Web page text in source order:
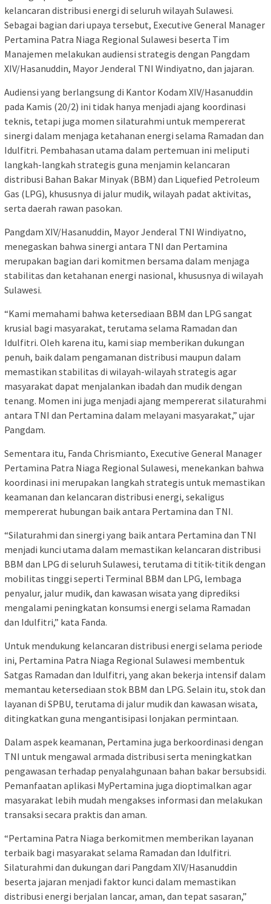
kelancaran distribusi energi di seluruh wilayah Sulawesi.
Sebagai bagian dari upaya tersebut, Executive General Manager
Pertamina Patra Niaga Regional Sulawesi beserta Tim
Manajemen melakukan audiensi strategis dengan Pangdam
XIV/Hasanuddin, Mayor Jenderal TNI Windiyatno, dan jajaran.
Audiensi yang berlangsung di Kantor Kodam XIV/Hasanuddin
pada Kamis (20/2) ini tidak hanya menjadi ajang koordinasi
teknis, tetapi juga momen silaturahmi untuk mempererat
sinergi dalam menjaga ketahanan energi selama Ramadan dan
Idulfitri. Pembahasan utama dalam pertemuan ini meliputi
langkah-langkah strategis guna menjamin kelancaran
distribusi Bahan Bakar Minyak (BBM) dan Liquefied Petroleum
Gas (LPG), khususnya di jalur mudik, wilayah padat aktivitas,
serta daerah rawan pasokan.
Pangdam XIV/Hasanuddin, Mayor Jenderal TNI Windiyatno,
menegaskan bahwa sinergi antara TNI dan Pertamina
merupakan bagian dari komitmen bersama dalam menjaga
stabilitas dan ketahanan energi nasional, khususnya di wilayah
Sulawesi.
“Kami memahami bahwa ketersediaan BBM dan LPG sangat
krusial bagi masyarakat, terutama selama Ramadan dan
Idulfitri. Oleh karena itu, kami siap memberikan dukungan
penuh, baik dalam pengamanan distribusi maupun dalam
memastikan stabilitas di wilayah-wilayah strategis agar
masyarakat dapat menjalankan ibadah dan mudik dengan
tenang. Momen ini juga menjadi ajang mempererat silaturahmi
antara TNI dan Pertamina dalam melayani masyarakat,” ujar
Pangdam.
Sementara itu, Fanda Chrismianto, Executive General Manager
Pertamina Patra Niaga Regional Sulawesi, menekankan bahwa
koordinasi ini merupakan langkah strategis untuk memastikan
keamanan dan kelancaran distribusi energi, sekaligus
mempererat hubungan baik antara Pertamina dan TNI.
“Silaturahmi dan sinergi yang baik antara Pertamina dan TNI
menjadi kunci utama dalam memastikan kelancaran distribusi
BBM dan LPG di seluruh Sulawesi, terutama di titik-titik dengan
mobilitas tinggi seperti Terminal BBM dan LPG, lembaga
penyalur, jalur mudik, dan kawasan wisata yang diprediksi
mengalami peningkatan konsumsi energi selama Ramadan
dan Idulfitri,” kata Fanda.
Untuk mendukung kelancaran distribusi energi selama periode
ini, Pertamina Patra Niaga Regional Sulawesi membentuk
Satgas Ramadan dan Idulfitri, yang akan bekerja intensif dalam
memantau ketersediaan stok BBM dan LPG. Selain itu, stok dan
layanan di SPBU, terutama di jalur mudik dan kawasan wisata,
ditingkatkan guna mengantisipasi lonjakan permintaan.
Dalam aspek keamanan, Pertamina juga berkoordinasi dengan
TNI untuk mengawal armada distribusi serta meningkatkan
pengawasan terhadap penyalahgunaan bahan bakar bersubsidi.
Pemanfaatan aplikasi MyPertamina juga dioptimalkan agar
masyarakat lebih mudah mengakses informasi dan melakukan
transaksi secara praktis dan aman.
“Pertamina Patra Niaga berkomitmen memberikan layanan
terbaik bagi masyarakat selama Ramadan dan Idulfitri.
Silaturahmi dan dukungan dari Pangdam XIV/Hasanuddin
beserta jajaran menjadi faktor kunci dalam memastikan
distribusi energi berjalan lancar, aman, dan tepat sasaran,”